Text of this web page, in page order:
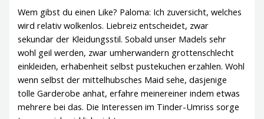
Wem gibst du einen Like? Paloma: Ich zuversicht, welches
wird relativ wolkenlos. Liebreiz entscheidet, zwar
sekundar der Kleidungsstil. Sobald unser Madels sehr
wohl geil werden, zwar umherwandern grottenschlecht
einkleiden, erhabenheit selbst pustekuchen erzahlen. Wohl
wenn selbst der mittelhubsches Maid sehe, dasjenige
tolle Garderobe anhat, erfahre meinereiner indem etwas
mehrere bei das. Die Interessen im Tinder-Umriss sorge